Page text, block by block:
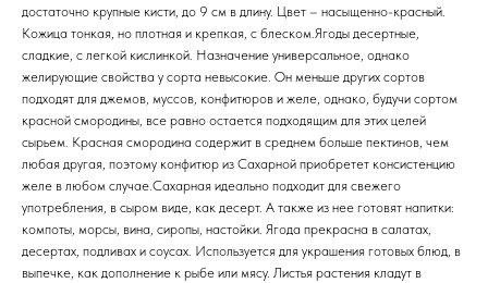
достаточно крупные кисти, до 9 см в длину. Цвет – насыщенно-красный.
Кожица тонкая, но плотная и крепкая, с блеском.Ягоды десертные,
сладкие, с легкой кислинкой. Назначение универсальное, однако
желирующие свойства у сорта невысокие. Он меньше других сортов
подходят для джемов, муссов, конфитюров и желе, однако, будучи сортом
красной смородины, все равно остается подходящим для этих целей
сырьем. Красная смородина содержит в среднем больше пектинов, чем
любая другая, поэтому конфитюр из Сахарной приобретет консистенцию
желе в любом случае.Сахарная идеально подходит для свежего
употребления, в сыром виде, как десерт. А также из нее готовят напитки:
компоты, морсы, вина, сиропы, настойки. Ягода прекрасна в салатах,
десертах, подливах и соусах. Используется для украшения готовых блюд, в
выпечке, как дополнение к рыбе или мясу. Листья растения кладут в